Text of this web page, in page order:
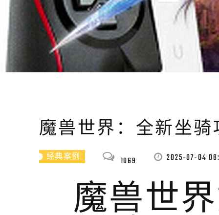
魔兽世界：全新坐
经典案例 1069 2025-07-04
魔兽世